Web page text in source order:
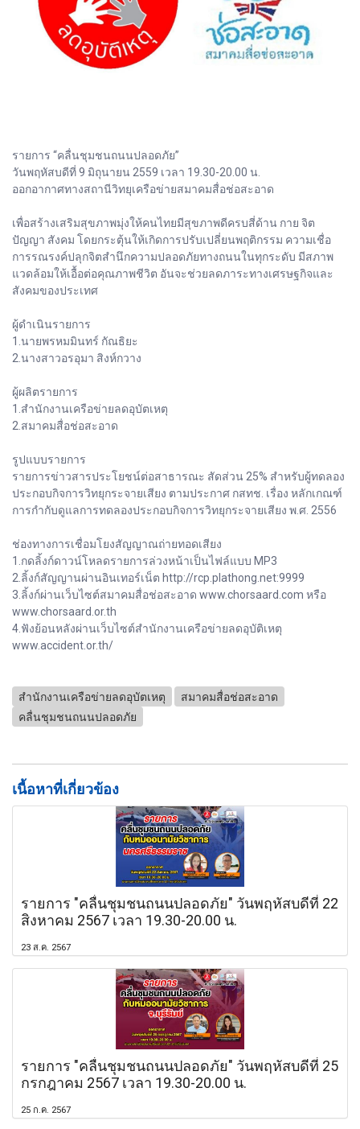
รายการ “คลื่นชุมชนถนนปลอดภัย”
วันพฤหัสบดีที่ 9 มิถุนายน 2559 เวลา 19.30-20.00 น.
ออกอากาศทางสถานีวิทยุเครือข่ายสมาคมสื่อช่อสะอาด
เพื่อสร้างเสริมสุขภาพมุ่งให้คนไทยมีสุขภาพดีครบสี่ด้าน กาย จิต
ปัญญา สังคม โดยกระตุ้นให้เกิดการปรับเปลี่ยนพฤติกรรม ความเชื่อ
การรณรงค์ปลุกจิตสำนึกความปลอดภัยทางถนนในทุกระดับ มีสภาพ
แวดล้อมให้เอื้อต่อคุณภาพชีวิต อันจะช่วยลดภาระทางเศรษฐกิจและ
สังคมของประเทศ
ผู้ดำเนินรายการ
1.นายพรหมมินทร์ กัณธิยะ
2.นางสาวอรอุมา สิงห์กวาง
ผู้ผลิตรายการ
1.สำนักงานเครือข่ายลดอุบัตเหตุ
2.สมาคมสื่อช่อสะอาด
รูปแบบรายการ
รายการข่าวสารประโยชน์ต่อสาธารณะ สัดส่วน 25% สำหรับผู้ทดลอง
ประกอบกิจการวิทยุกระจายเสียง ตามประกาศ กสทช. เรื่อง หลักเกณฑ์
การกำกับดูแลการทดลองประกอบกิจการวิทยุกระจายเสียง พ.ศ. 2556
ช่องทางการเชื่อมโยงสัญญาณถ่ายทอดเสียง
1.กดลิ้งก์ดาวน์โหลดรายการล่วงหน้าเป็นไฟล์แบบ MP3
2.ลิ้งก์สัญญานผ่านอินเทอร์เน็ต http://rcp.plathong.net:9999
3.ลิ้งก์ผ่านเว็บไซต์สมาคมสื่อช่อสะอาด www.chorsaard.com หรือ
www.chorsaard.or.th
4.ฟังย้อนหลังผ่านเว็บไซต์สำนักงานเครือข่ายลดอุบัติเหตุ
www.accident.or.th/
สำนักงานเครือข่ายลดอุบัตเหตุ
สมาคมสื่อช่อสะอาด
คลื่นชุมชนถนนปลอดภัย
เนื้อหาที่เกี่ยวข้อง
รายการ "คลื่นชุมชนถนนปลอดภัย" วันพฤหัสบดีที่ 22
สิงหาคม 2567 เวลา 19.30-20.00 น.
23 ส.ค. 2567
รายการ "คลื่นชุมชนถนนปลอดภัย" วันพฤหัสบดีที่ 25
กรกฎาคม 2567 เวลา 19.30-20.00 น.
25 ก.ค. 2567